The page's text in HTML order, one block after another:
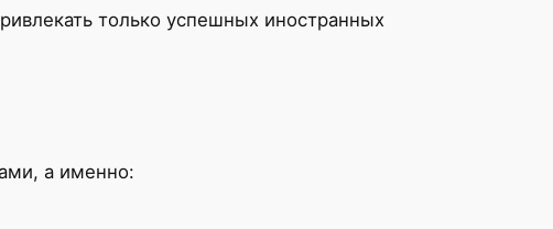
только успешных иностранных
а именно: